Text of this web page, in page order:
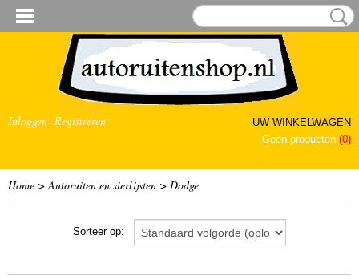
Inloggen Registreren
UW WINKELWAGEN
Geen producten (0)
Home >Autoruiten en sierlijsten > Dodge
Sorteer op: